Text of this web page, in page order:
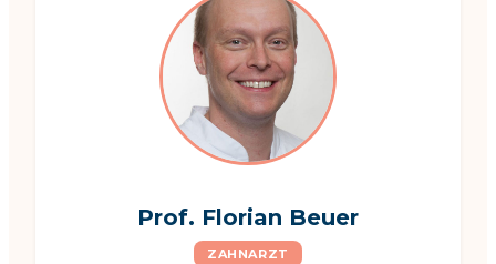
Prof. Florian Beuer
ZAHNARZT